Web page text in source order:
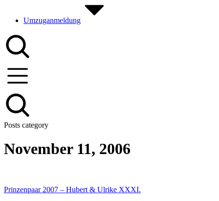
Umzuganmeldung
Posts category
November 11, 2006
Prinzenpaar 2007 – Hubert & Ulrike XXXI.